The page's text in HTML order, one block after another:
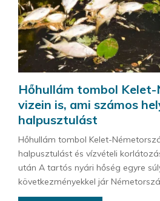
Hőhullám tombol
vizein is, ami számos
halpusztulást
Hőhullám tombol Kelet-
halpusztulást és vízvételi
után A tartós nyári hőség egyre
következményekkel jár